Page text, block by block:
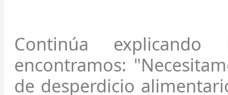
Continúa
encontramos:
de desperdicio